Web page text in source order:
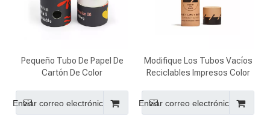
Pequeño Tubo De Papel De
Cartón De Color
Enviar correo electrónico
Modifique Los Tubos Vacíos
Reciclables Impresos Color
Requisitos Particulares
Enviar correo electrónico